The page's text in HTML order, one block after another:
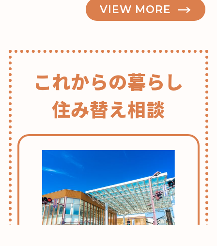
VIEW MORE
これからの暮らし
住み替え相談